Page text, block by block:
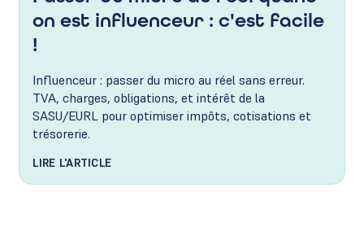
on est influenceur : c'est facile
!
Influenceur : passer du micro au réel sans erreur.
TVA, charges, obligations, et intérêt de la
SASU/EURL pour optimiser impôts, cotisations et
trésorerie.
LIRE L'ARTICLE